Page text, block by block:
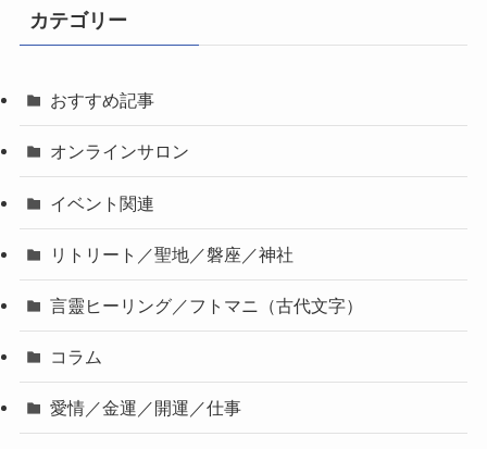
カテゴリー
おすすめ記事
オンラインサロン
イベント関連
リトリート／聖地／磐座／神社
言靈ヒーリング／フトマニ（古代文字）
コラム
愛情／金運／開運／仕事